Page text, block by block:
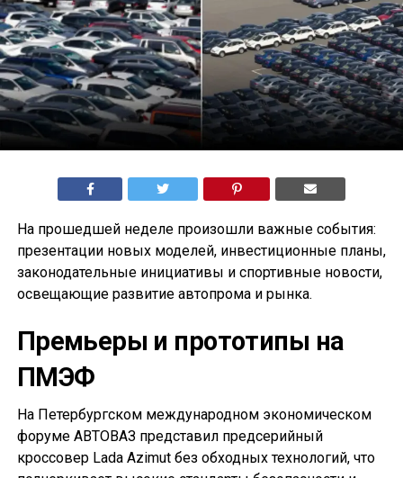
На прошедшей неделе произошли важные события:
презентации новых моделей, инвестиционные планы,
законодательные инициативы и спортивные новости,
освещающие развитие автопрома и рынка.
Премьеры и прототипы на
ПМЭФ
На Петербургском международном экономическом
форуме АВТОВАЗ представил предсерийный
кроссовер Lada Azimut без обходных технологий, что